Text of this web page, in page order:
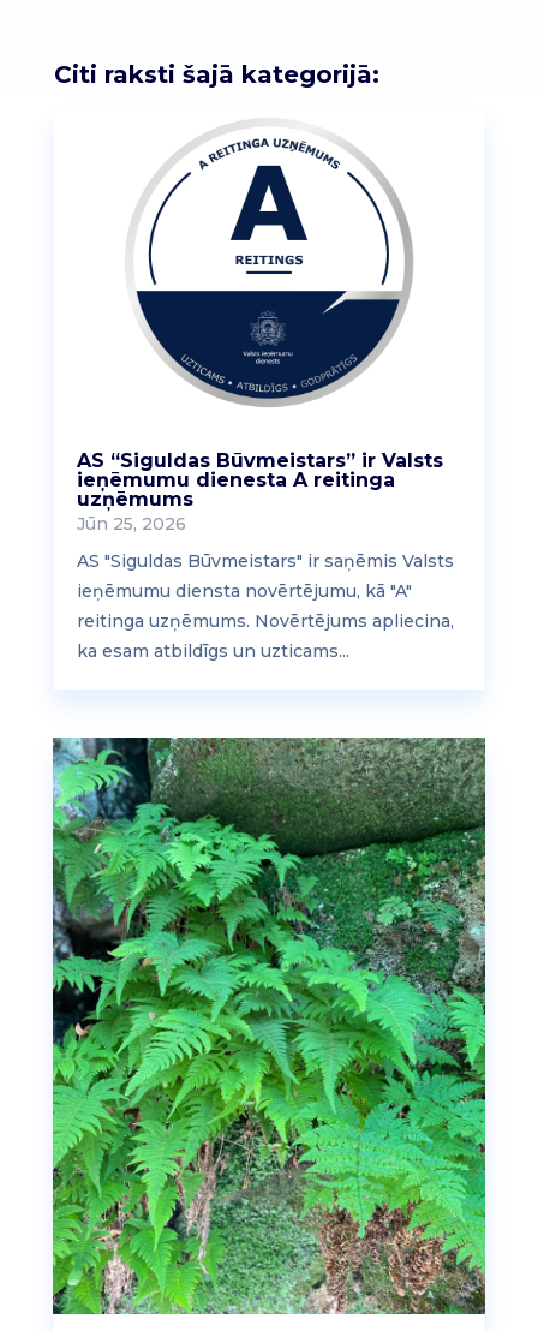
Citi raksti šajā kategorijā:
AS “Siguldas Būvmeistars” ir Valsts
ieņēmumu dienesta A reitinga
uzņēmums
Jūn 25, 2026
AS "Siguldas Būvmeistars" ir saņēmis Valsts
ieņēmumu diensta novērtējumu, kā "A"
reitinga uzņēmums. Novērtējums apliecina,
ka esam atbildīgs un uzticams...